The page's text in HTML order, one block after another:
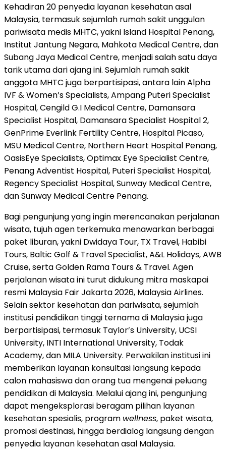
Kehadiran 20 penyedia layanan kesehatan asal
Malaysia, termasuk sejumlah rumah sakit unggulan
pariwisata medis MHTC, yakni Island Hospital Penang,
Institut Jantung Negara, Mahkota Medical Centre, dan
Subang Jaya Medical Centre, menjadi salah satu daya
tarik utama dari ajang ini. Sejumlah rumah sakit
anggota MHTC juga berpartisipasi, antara lain Alpha
IVF & Women’s Specialists, Ampang Puteri Specialist
Hospital, Cengild G.I Medical Centre, Damansara
Specialist Hospital, Damansara Specialist Hospital 2,
GenPrime Everlink Fertility Centre, Hospital Picaso,
MSU Medical Centre, Northern Heart Hospital Penang,
OasisEye Specialists, Optimax Eye Specialist Centre,
Penang Adventist Hospital, Puteri Specialist Hospital,
Regency Specialist Hospital, Sunway Medical Centre,
dan Sunway Medical Centre Penang.
Bagi pengunjung yang ingin merencanakan perjalanan
wisata, tujuh agen terkemuka menawarkan berbagai
paket liburan, yakni Dwidaya Tour, TX Travel, Habibi
Tours, Baltic Golf & Travel Specialist, A&L Holidays, AWB
Cruise, serta Golden Rama Tours & Travel. Agen
perjalanan wisata ini turut didukung mitra maskapai
resmi Malaysia Fair Jakarta 2026, Malaysia Airlines.
Selain sektor kesehatan dan pariwisata, sejumlah
institusi pendidikan tinggi ternama di Malaysia juga
berpartisipasi, termasuk Taylor’s University, UCSI
University, INTI International University, Todak
Academy, dan MILA University. Perwakilan institusi ini
memberikan layanan konsultasi langsung kepada
calon mahasiswa dan orang tua mengenai peluang
pendidikan di Malaysia. Melalui ajang ini, pengunjung
dapat mengeksplorasi beragam pilihan layanan
kesehatan spesialis, program wellness, paket wisata,
promosi destinasi, hingga berdialog langsung dengan
penyedia layanan kesehatan asal Malaysia.